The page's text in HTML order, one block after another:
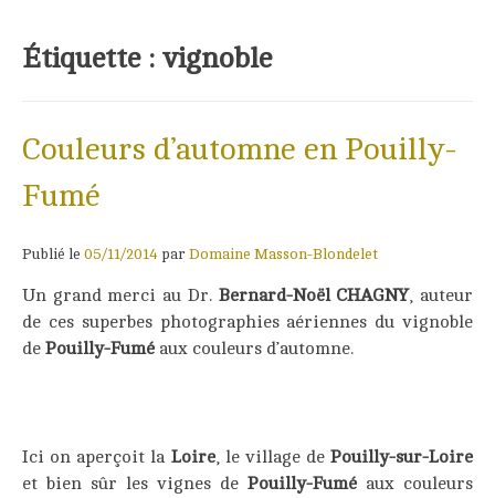
Étiquette : vignoble
Couleurs d’automne en Pouilly-
Fumé
Publié le 05/11/2014 par Domaine Masson-Blondelet
Un grand merci au Dr. Bernard-Noël CHAGNY, auteur
de ces superbes photographies aériennes du vignoble
de Pouilly-Fumé aux couleurs d’automne.
Ici on aperçoit la Loire, le village de Pouilly-sur-Loire
et bien sûr les vignes de Pouilly-Fumé aux couleurs